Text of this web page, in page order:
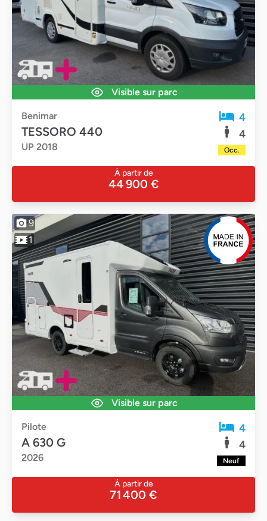
Visible sur parc
Benimar
TESSORO 440
UP 2018
4
4
Occ.
À partir de
44 900 €
9
1
Visible sur parc
Pilote
A 630 G
2026
4
4
Neuf
À partir de
71 400 €